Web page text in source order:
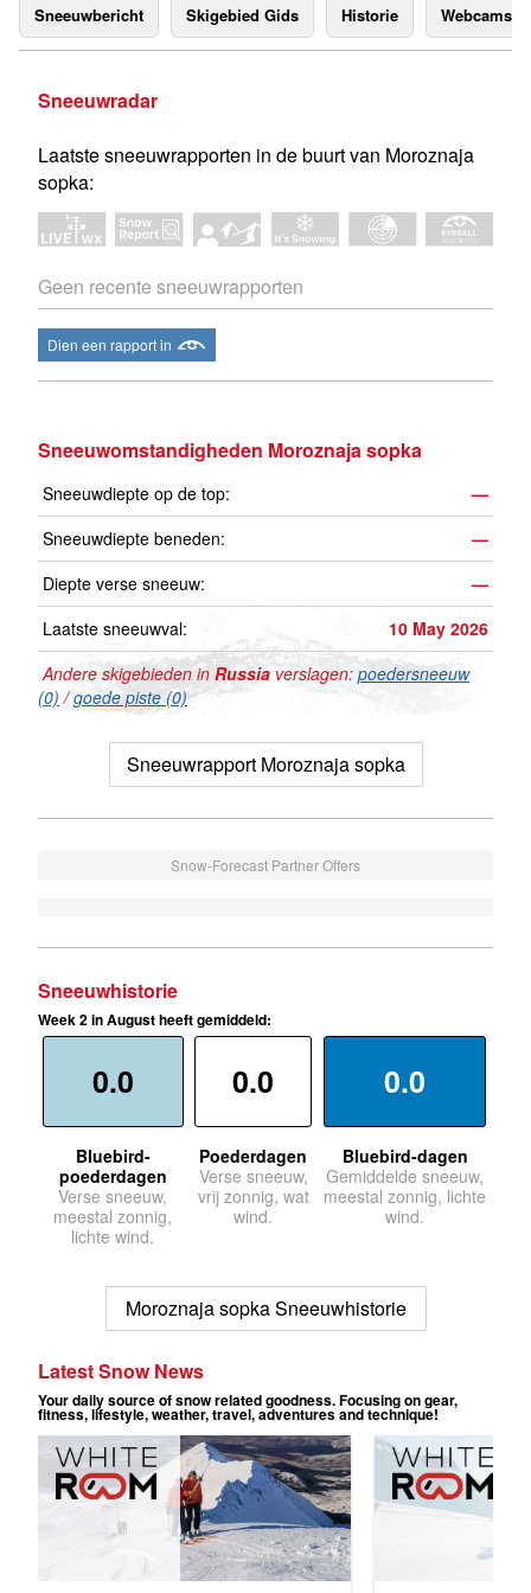
Sneeuwbericht Skigebied Gids Historie Webcams
Sneeuwradar
Laatste sneeuwrapporten in de buurt van Moroznaja
sopka:
Geen recente sneeuwrapporten
Dien een rapport in
Sneeuwomstandigheden Moroznaja sopka
Sneeuwdiepte op de top:
—
Sneeuwdiepte beneden:
—
Diepte verse sneeuw:
—
Laatste sneeuwval:
10 May 2026
Andere skigebieden in Russia verslagen: poedersneeuw
(0) /goede piste (0)
Sneeuwrapport Moroznaja sopka
Snow-Forecast Partner Offers
Sneeuwhistorie
Week 2 in August heeft gemiddeld:
0.0
Bluebird-
poederdagen
Verse sneeuw,
meestal zonnig,
lichte wind.
0.0
Poederdagen
Verse sneeuw,
vrij zonnig, wat
wind.
0.0
Bluebird-dagen
Gemiddelde sneeuw,
meestal zonnig, lichte
wind.
Moroznaja sopka Sneeuwhistorie